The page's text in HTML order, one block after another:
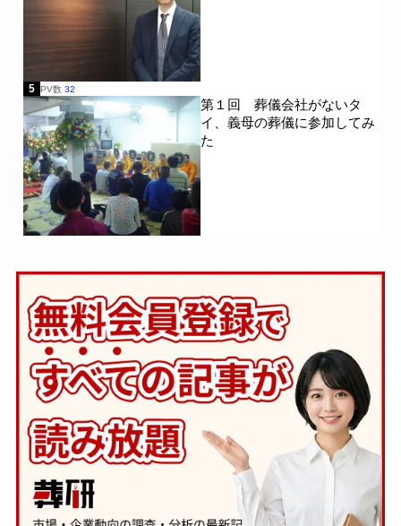
5 PV数 32
第１回 葬儀会社がないタ
イ、義母の葬儀に参加してみ
た